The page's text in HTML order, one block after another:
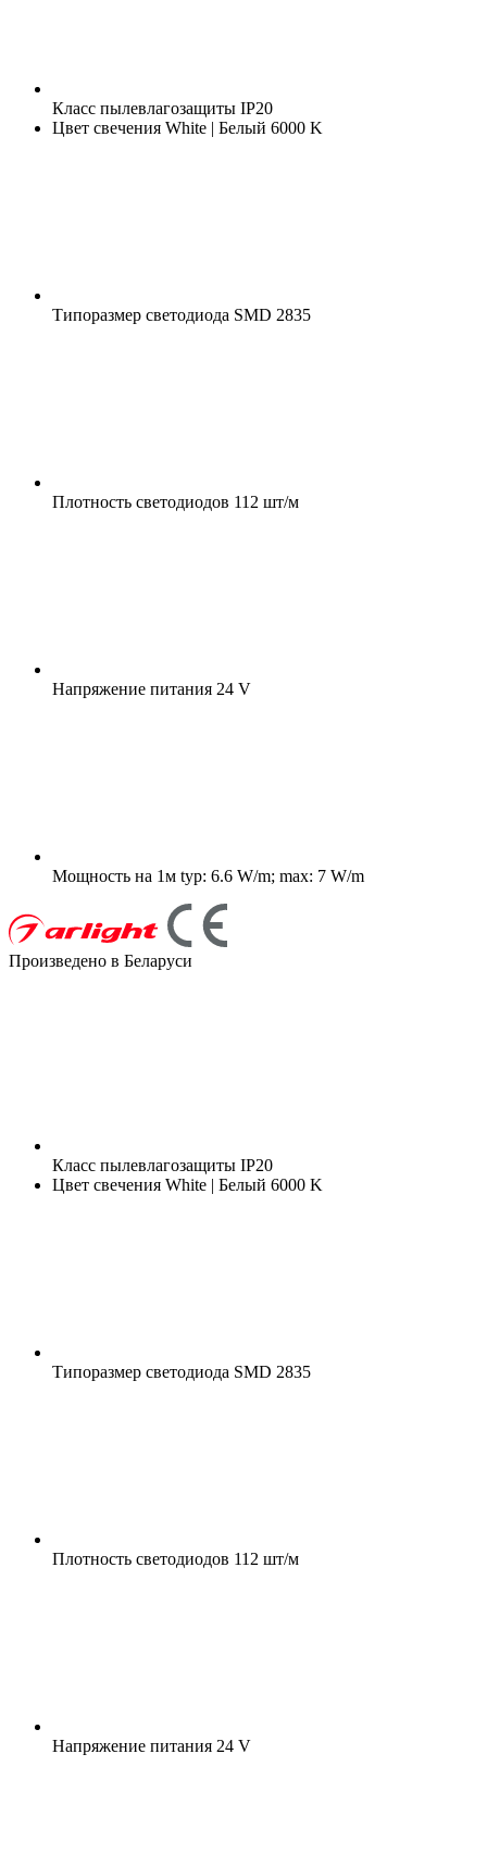
Класс пылевлагозащиты IP20
Цвет свечения White | Белый 6000 K
Типоразмер светодиода SMD 2835
Плотность светодиодов 112 шт/м
Напряжение питания 24 V
Мощность на 1м typ: 6.6 W/m; max: 7 W/m
Произведено в Беларуси
Класс пылевлагозащиты IP20
Цвет свечения White | Белый 6000 K
Типоразмер светодиода SMD 2835
Плотность светодиодов 112 шт/м
Напряжение питания 24 V